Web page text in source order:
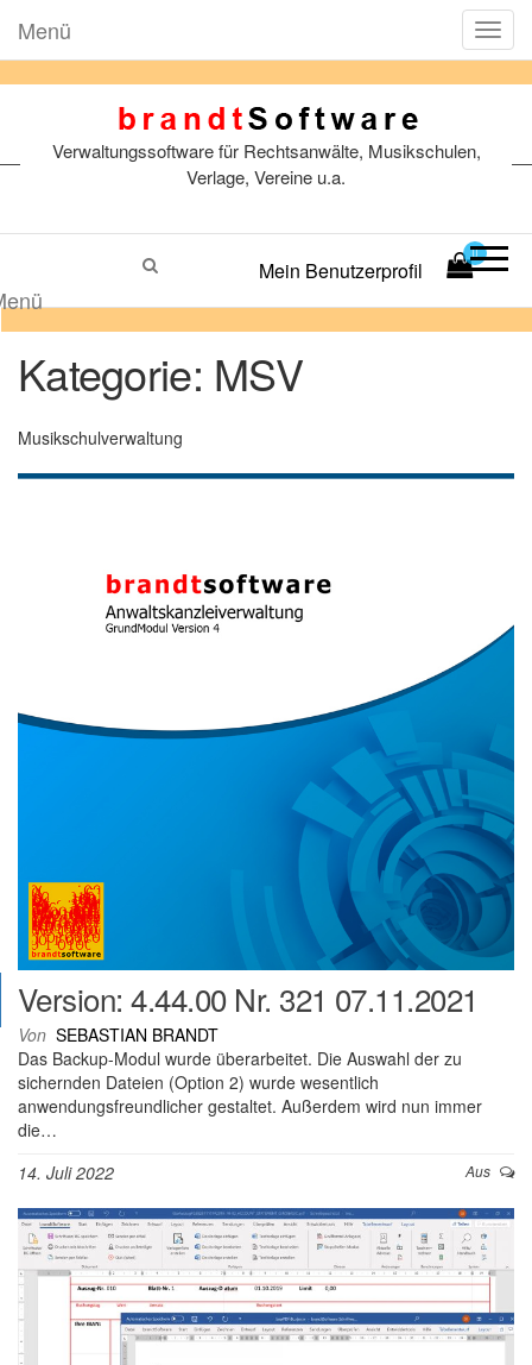
Menü
T
o
g
i
g
Verwaltungssoftware für Rechtsanwälte, Musikschulen,
Verlage, Vereine u.a.
0
Mein Benutzerprofil
Kategorie: MSV
Musikschulverwaltung
Version: 4.44.00 Nr. 321 07.11.2021
Von SEBASTIAN BRANDT
Das Backup-Modul wurde überarbeitet. Die Auswahl der zu
sichernden Dateien (Option 2) wurde wesentlich
anwendungsfreundlicher gestaltet. Außerdem wird nun immer
die…
14. Juli 2022
Aus